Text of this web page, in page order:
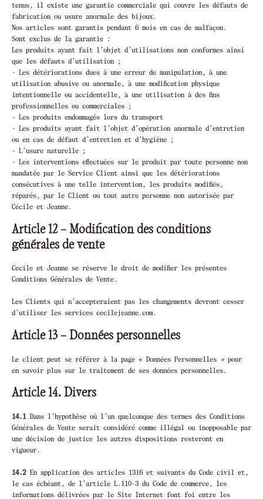
tenus, il existe une garantie commerciale qui couvre les défauts de
fabrication ou usure anormale des bijoux.
Nos articles sont garantis pendant 6 mois en cas de malfaçon.
Sont exclus de la garantie :
Les produits ayant fait l’objet d’utilisations non conformes ainsi
que les défauts d’utilisation ;
- Les détériorations dues à une erreur de manipulation, à une
utilisation abusive ou anormale, à une modification physique
intentionnelle ou accidentelle, à une utilisation à des fins
professionnelles ou commerciales ;
- Les produits endommagés lors du transport
- Les produits ayant fait l’objet d’opération anormale d’entretien
ou en cas de défaut d’entretien et d’hygiène ;
- L’usure naturelle ;
- Les interventions effectuées sur le produit par toute personne non
mandatée par le Service Client ainsi que les détériorations
consécutives à une telle intervention, les produits modifiés,
réparés, par le Client ou tout autre personne non autorisée par
Cécile et Jeanne.
Article 12 – Modification des conditions
générales de vente
Cecile et Jeanne se réserve le droit de modifier les présentes
Conditions Générales de Vente.
Les Clients qui n’accepteraient pas les changements devront cesser
d’utiliser les services cecilejeanne.com.
Article 13 – Données personnelles
Le client peut se référer à la page « Données Personnelles » pour
en savoir plus sur le traitement de ses données personnelles.
Article 14. Divers
14.1 Dans l’hypothèse où l’un quelconque des termes des Conditions
Générales de Vente serait considéré comme illégal ou inopposable par
une décision de justice les autres dispositions resteront en
vigueur.
14.2En application des articles 1316 et suivants du Code civil et,
le cas échéant, de l’article L.110-3 du Code de commerce, les
informations délivrées par le Site Internet font foi entre les